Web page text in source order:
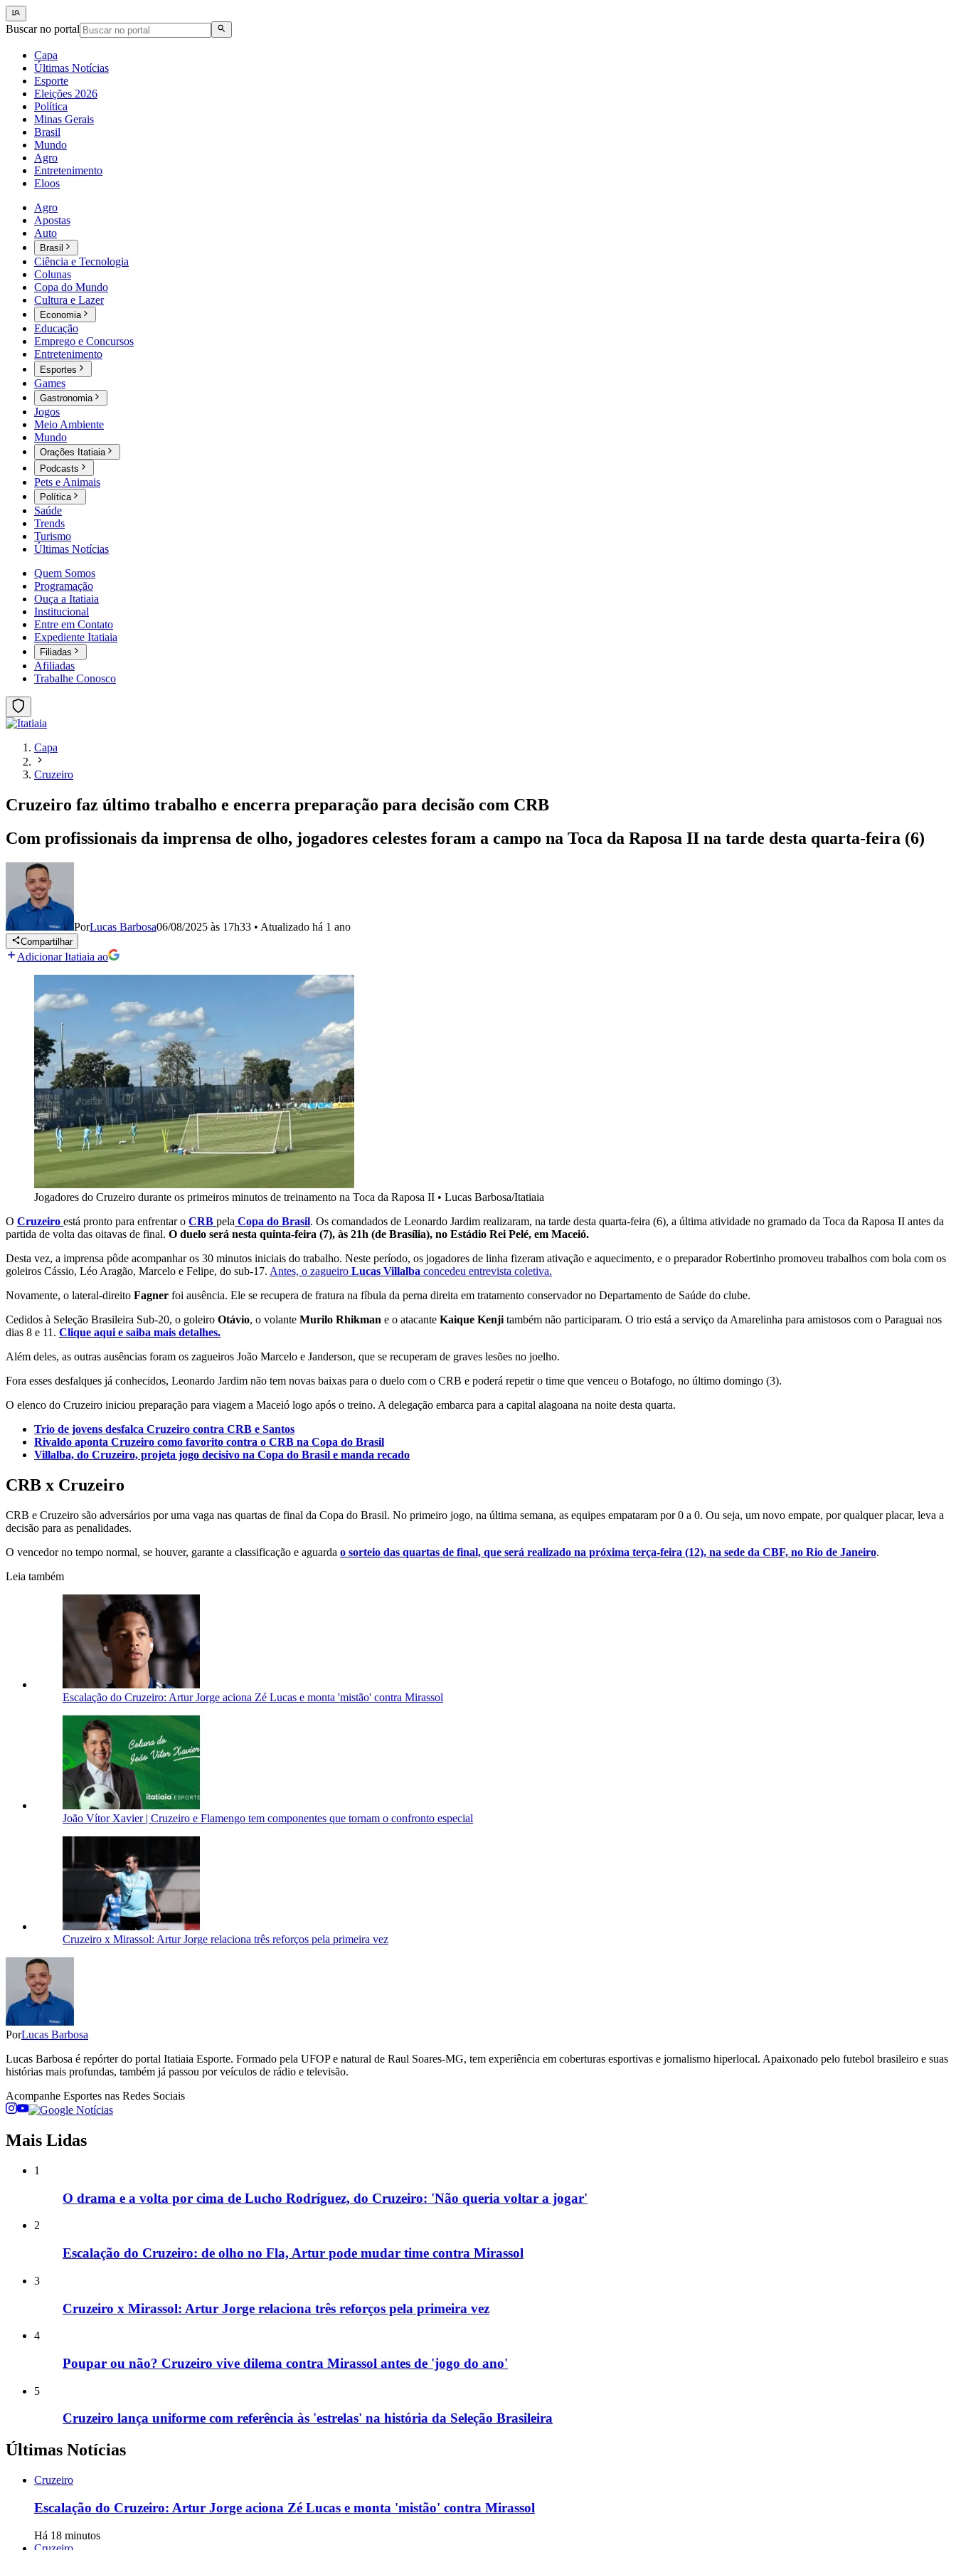
Buscar no portal
Capa
Últimas Notícias
Esporte
Eleições 2026
Política
Minas Gerais
Brasil
Mundo
Agro
Entretenimento
Eloos
Agro
Apostas
Auto
Brasil
Ciência e Tecnologia
Colunas
Copa do Mundo
Cultura e Lazer
Economia
Educação
Emprego e Concursos
Entretenimento
Esportes
Games
Gastronomia
Jogos
Meio Ambiente
Mundo
Orações Itatiaia
Podcasts
Pets e Animais
Política
Saúde
Trends
Turismo
Últimas Notícias
Quem Somos
Programação
Ouça a Itatiaia
Institucional
Entre em Contato
Expediente Itatiaia
Filiadas
Afiliadas
Trabalhe Conosco
Capa
Cruzeiro
Cruzeiro faz último trabalho e encerra preparação para decisão com CRB
Com profissionais da imprensa de olho, jogadores celestes foram a campo na Toca da Raposa II na tarde desta quarta-feira (6)
PorLucas Barbosa06/08/2025 às 17h33 • Atualizado há 1 ano
Compartilhar
Adicionar Itatiaia ao
Jogadores do Cruzeiro durante os primeiros minutos de treinamento na Toca da Raposa II • Lucas Barbosa/Itatiaia
O Cruzeiro está pronto para enfrentar o CRB pela Copa do Brasil. Os comandados de Leonardo Jardim realizaram, na tarde desta quarta-feira (6), a última atividade no gramado da Toca da Raposa II antes da
partida de volta das oitavas de final. O duelo será nesta quinta-feira (7), às 21h (de Brasília), no Estádio Rei Pelé, em Maceió.
Desta vez, a imprensa pôde acompanhar os 30 minutos iniciais do trabalho. Neste período, os jogadores de linha fizeram ativação e aquecimento, e o preparador Robertinho promoveu trabalhos com bola com os
goleiros Cássio, Léo Aragão, Marcelo e Felipe, do sub-17. Antes, o zagueiro Lucas Villalba concedeu entrevista coletiva.
Novamente, o lateral-direito Fagner foi ausência. Ele se recupera de fratura na fíbula da perna direita em tratamento conservador no Departamento de Saúde do clube.
Cedidos à Seleção Brasileira Sub-20, o goleiro Otávio, o volante Murilo Rhikman e o atacante Kaique Kenji também não participaram. O trio está a serviço da Amarelinha para amistosos com o Paraguai nos
dias 8 e 11. Clique aqui e saiba mais detalhes.
Além deles, as outras ausências foram os zagueiros João Marcelo e Janderson, que se recuperam de graves lesões no joelho.
Fora esses desfalques já conhecidos, Leonardo Jardim não tem novas baixas para o duelo com o CRB e poderá repetir o time que venceu o Botafogo, no último domingo (3).
O elenco do Cruzeiro iniciou preparação para viagem a Maceió logo após o treino. A delegação embarca para a capital alagoana na noite desta quarta.
Trio de jovens desfalca Cruzeiro contra CRB e Santos
Rivaldo aponta Cruzeiro como favorito contra o CRB na Copa do Brasil
Villalba, do Cruzeiro, projeta jogo decisivo na Copa do Brasil e manda recado
CRB x Cruzeiro
CRB e Cruzeiro são adversários por uma vaga nas quartas de final da Copa do Brasil. No primeiro jogo, na última semana, as equipes empataram por 0 a 0. Ou seja, um novo empate, por qualquer placar, leva a
decisão para as penalidades.
O vencedor no tempo normal, se houver, garante a classificação e aguarda o sorteio das quartas de final, que será realizado na próxima terça-feira (12), na sede da CBF, no Rio de Janeiro.
Leia também
Escalação do Cruzeiro: Artur Jorge aciona Zé Lucas e monta 'mistão' contra Mirassol
João Vítor Xavier | Cruzeiro e Flamengo tem componentes que tornam o confronto especial
Cruzeiro x Mirassol: Artur Jorge relaciona três reforços pela primeira vez
PorLucas Barbosa
Lucas Barbosa é repórter do portal Itatiaia Esporte. Formado pela UFOP e natural de Raul Soares-MG, tem experiência em coberturas esportivas e jornalismo hiperlocal. Apaixonado pelo futebol brasileiro e suas
histórias mais profundas, também já passou por veículos de rádio e televisão.
Acompanhe Esportes nas Redes Sociais
Mais Lidas
1
O drama e a volta por cima de Lucho Rodríguez, do Cruzeiro: 'Não queria voltar a jogar'
2
Escalação do Cruzeiro: de olho no Fla, Artur pode mudar time contra Mirassol
3
Cruzeiro x Mirassol: Artur Jorge relaciona três reforços pela primeira vez
4
Poupar ou não? Cruzeiro vive dilema contra Mirassol antes de 'jogo do ano'
5
Cruzeiro lança uniforme com referência às 'estrelas' na história da Seleção Brasileira
Últimas Notícias
Cruzeiro
Escalação do Cruzeiro: Artur Jorge aciona Zé Lucas e monta 'mistão' contra Mirassol
Há 18 minutos